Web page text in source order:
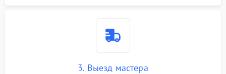
3. Выезд мастера